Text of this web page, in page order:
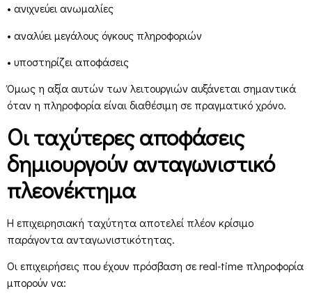
• ανιχνεύει ανωμαλίες
• αναλύει μεγάλους όγκους πληροφοριών
• υποστηρίζει αποφάσεις
Όμως η αξία αυτών των λειτουργιών αυξάνεται σημαντικά
όταν η πληροφορία είναι διαθέσιμη σε πραγματικό χρόνο.
Οι ταχύτερες αποφάσεις
δημιουργούν ανταγωνιστικό
πλεονέκτημα
Η επιχειρησιακή ταχύτητα αποτελεί πλέον κρίσιμο
παράγοντα ανταγωνιστικότητας.
Οι επιχειρήσεις που έχουν πρόσβαση σε real-time πληροφορία
μπορούν να: